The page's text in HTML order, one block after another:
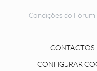
Condições do Fórum
CONTACTOS
CONFIGURAR